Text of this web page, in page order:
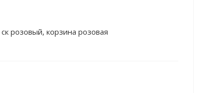
розовый, корзина розовая